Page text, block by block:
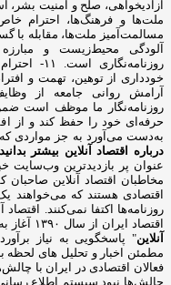
آزادیخواهی، صلح و امنیت بشر،
مسالمت‌آمیز ملت‌ها، مقابله با
آلودگی محیط‌زیست و
خودداری از توهین، تهمت و
روزنامه‌نگار ما موظف است ضمن
حرفه‌ای خود را حفظ کند و از
به‌دست می‌آورد به جز مواردی
درباره اقتصاد آنلاین بیشتر
عنوان پر بازدیدترین وب‌سایت
مخاطبان اقتصاد آنلاین
اقتصادی هستند که می‌خواهند
روزنامه‌ها اکتفا نمی‌کنند.
اقتصاد ایران از سال ۱۳۹۰ آغاز به کار کرده است. هدف ما از راه اندازی "
آنلاین" پاسخگویی به نیاز
مطمئن اخبار و تحلیل های لحظه
فعالان اقتصادی در ایران با
چالش‌ها نبود سیستم اطلاع